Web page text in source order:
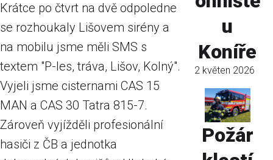
Krátce po čtvrt na dvě odpoledne
se rozhoukaly Lišovem sirény a
na mobilu jsme měli SMS s
textem "P-les, tráva, Lišov, Kolný".
Vyjeli jsme cisternami CAS 15
MAN a CAS 30 Tatra 815-7.
Zároveň vyjížděli profesionální
hasiči z ČB a jednotka
u
Koníře
2 květen 2026
Požár